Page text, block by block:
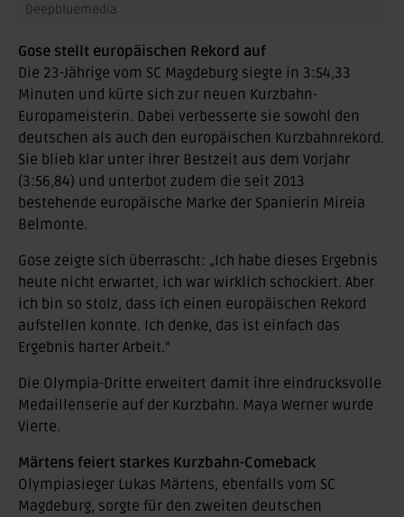
Deepbluemedia
Gose stellt europäischen Rekord auf
Die 23-Jährige vom SC Magdeburg siegte in 3:54,33
Minuten und kürte sich zur neuen Kurzbahn-
Europameisterin. Dabei verbesserte sie sowohl den
deutschen als auch den europäischen Kurzbahnrekord.
Sie blieb klar unter ihrer Bestzeit aus dem Vorjahr
(3:56,84) und unterbot zudem die seit 2013
bestehende europäische Marke der Spanierin Mireia
Belmonte.
Gose zeigte sich überrascht: „Ich habe dieses Ergebnis
heute nicht erwartet, ich war wirklich schockiert. Aber
ich bin so stolz, dass ich einen europäischen Rekord
aufstellen konnte. Ich denke, das ist einfach das
Ergebnis harter Arbeit.“
Die Olympia-Dritte erweitert damit ihre eindrucksvolle
Medaillenserie auf der Kurzbahn. Maya Werner wurde
Vierte.
Märtens feiert starkes Kurzbahn-Comeback
Olympiasieger Lukas Märtens, ebenfalls vom SC
Magdeburg, sorgte für den zweiten deutschen